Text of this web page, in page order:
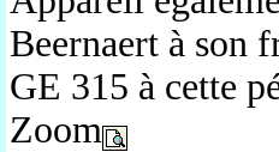
Beernaert à son
GE 315 à cette
Zoom